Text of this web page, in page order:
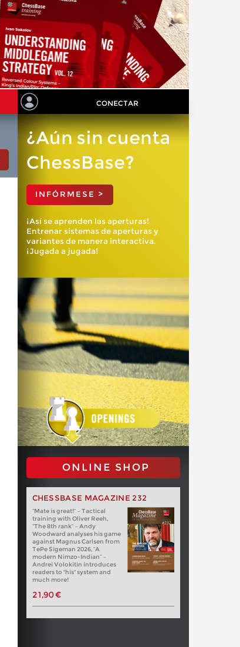
CONECTAR
¿Aún sin cuenta
ChessBase?
INFÓRMESE >
¡Así se aprenden las aperturas!
Entrenar sistemas de aperturas y
variantes de manera interactiva.
¡Jugada a jugada!
ONLINE SHOP
CHESSBASE MAGAZINE 232
“Mate is great!” – Tactical
training with Oliver Reeh,
“The 8th rank” – Andy
Woodward analyses his game
against Magnus Carlsen from
TePe Sigeman 2026, “A
modern Nimzo-Indian” –
Andrei Volokitin introduces
readers to "his" system and
much more!
21,90 €